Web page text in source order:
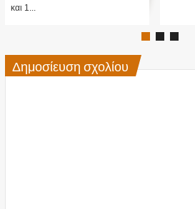
και 1...
Δημοσίευση σχολίου